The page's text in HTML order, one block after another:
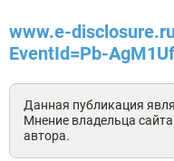
www.e-
EventId=Pb-
Данная публикация
Мнение владельца
автора.